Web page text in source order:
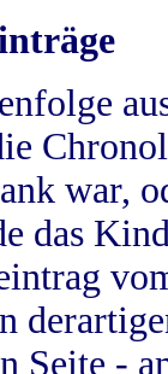
war,
das
Seite -